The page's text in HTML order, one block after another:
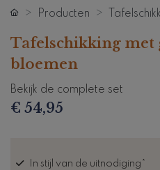
Producten
Tafelschikking met
bloemen
Bekijk de complete set
€ 54,95
In stijl van de uitnodiging*